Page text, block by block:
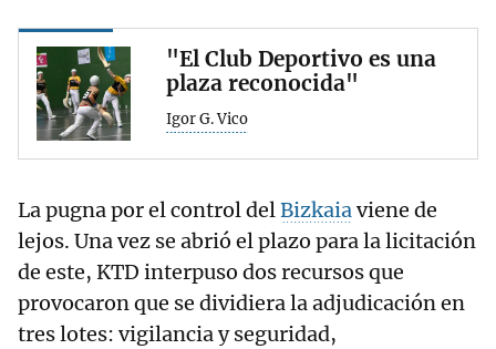
"El Club Deportivo es una
plaza reconocida"
Igor G. Vico
La pugna por el control delBizkaiaviene de
lejos. Una vez se abrió el plazo para la licitación
de este, KTD interpuso dos recursos que
provocaron que se dividiera la adjudicación en
tres lotes: vigilancia y seguridad,